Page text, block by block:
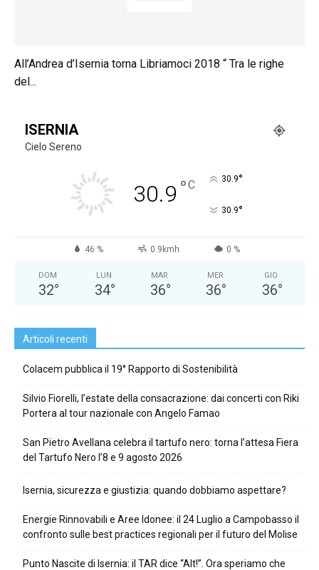
All’Andrea d’Isernia torna Libriamoci 2018 “ Tra le righe
del...
ISERNIA
Cielo Sereno
30.9 °C 30.9°
30.9°
46 % 0.9kmh 0 %
DOM
32°
LUN
34°
MAR
36°
MER
36°
GIO
36°
Articoli recenti
Colacem pubblica il 19° Rapporto di Sostenibilità
Silvio Fiorelli, l’estate della consacrazione: dai concerti con Riki
Portera al tour nazionale con Angelo Famao
San Pietro Avellana celebra il tartufo nero: torna l’attesa Fiera
del Tartufo Nero l’8 e 9 agosto 2026
Isernia, sicurezza e giustizia: quando dobbiamo aspettare?
Energie Rinnovabili e Aree Idonee: il 24 Luglio a Campobasso il
confronto sulle best practices regionali per il futuro del Molise
Punto Nascite di Isernia: il TAR dice “Alt!”. Ora speriamo che